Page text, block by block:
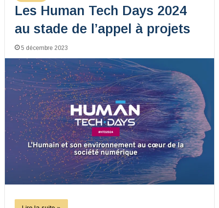
Les Human Tech Days 2024
au stade de l’appel à projets
5 décembre 2023